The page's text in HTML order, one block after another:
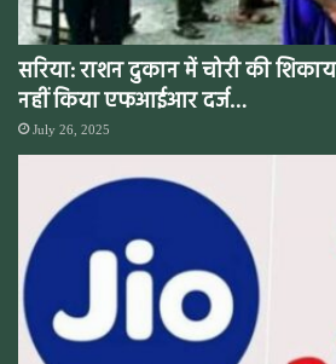
सरिया: राशन दुकान में चोरी की
नहीं किया एफआईआर दर्ज…
July 26, 2025